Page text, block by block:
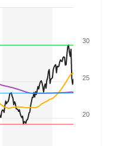
20
25
30